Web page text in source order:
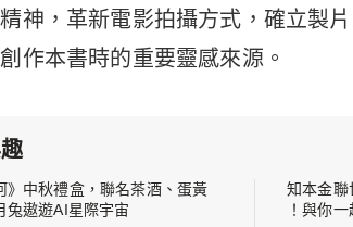
神，革新電影拍攝方式，確立製
作本書時的重要靈感來源。
》中秋禮盒，聯名茶酒、蛋黃
兔遨遊AI星際宇宙
知本金聯
！與你